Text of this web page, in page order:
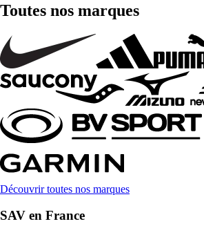
Toutes nos marques
Découvrir toutes nos marques
SAV en France